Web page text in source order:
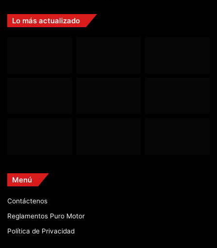
Lo más actualizado
Menú
Contáctenos
Reglamentos Puro Motor
Política de Privacidad